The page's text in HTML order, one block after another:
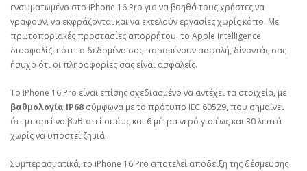
ενσωματωμένο στο iPhone 16 Pro για να βοηθά τους χρήστες να
γράφουν, να εκφράζονται και να εκτελούν εργασίες χωρίς κόπο. Με
πρωτοποριακές προστασίες απορρήτου, το Apple Intelligence
διασφαλίζει ότι τα δεδομένα σας παραμένουν ασφαλή, δίνοντάς σας
ήσυχο ότι οι πληροφορίες σας είναι ασφαλείς.
Το iPhone 16 Pro είναι επίσης σχεδιασμένο να αντέχει τα στοιχεία, με
βαθμολογία IP68 σύμφωνα με το πρότυπο IEC 60529, που σημαίνει
ότι μπορεί να βυθιστεί σε έως και 6 μέτρα νερό για έως και 30 λεπτά
χωρίς να υποστεί ζημιά.
Συμπερασματικά, το iPhone 16 Pro αποτελεί απόδειξη της δέσμευσης